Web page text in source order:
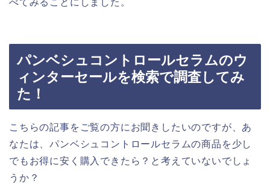
べてみることにしました。
パンベシュコントロールセラムのウ
ィンターセールを検索で調査してみ
た！
こちらの記事をご覧の方にお聞きしたいのですが、あ
なたは、パンベシュコントロールセラムの商品を少し
でもお得に安く購入できたら？と考えていないでしょ
うか？